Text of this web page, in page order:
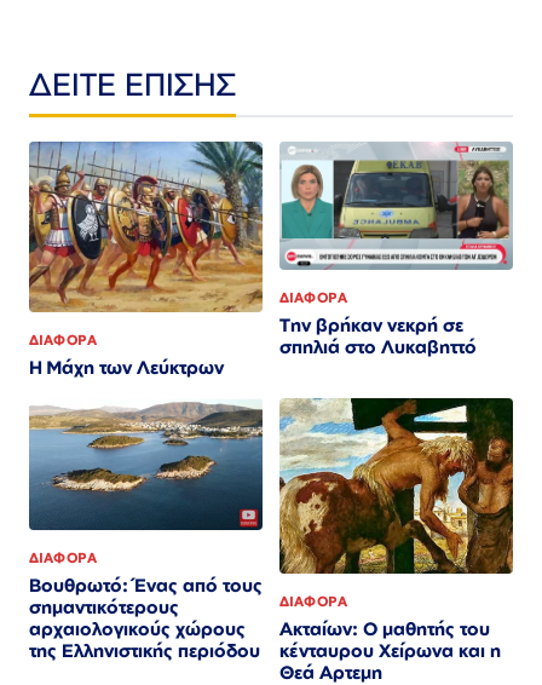
ΔΕΙΤΕ ΕΠΙΣΗΣ
ΔΙΑΦΟΡΑ
Η Μάχη των Λεύκτρων
ΔΙΑΦΟΡΑ
Την βρήκαν νεκρή σε
σπηλιά στο Λυκαβηττό
ΔΙΑΦΟΡΑ
Βουθρωτό: Ένας από τους
σημαντικότερους
αρχαιολογικούς χώρους
της Ελληνιστικής περιόδου
ΔΙΑΦΟΡΑ
Ακταίων: Ο μαθητής του
κένταυρου Χείρωνα και η
Θεά Αρτεμη